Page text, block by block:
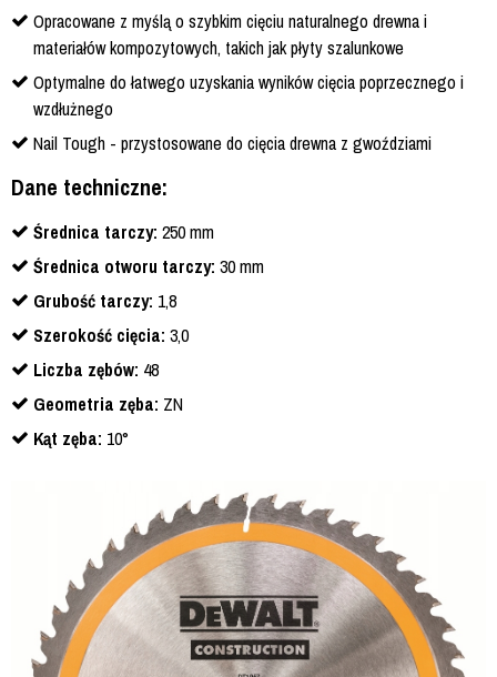
Opracowane z myślą o szybkim cięciu naturalnego drewna i
materiałów kompozytowych, takich jak płyty szalunkowe
Optymalne do łatwego uzyskania wyników cięcia poprzecznego i
wzdłużnego
Nail Tough - przystosowane do cięcia drewna z gwoździami
Dane techniczne:
Średnica tarczy: 250 mm
Średnica otworu tarczy: 30 mm
Grubość tarczy: 1,8
Szerokość cięcia: 3,0
Liczba zębów: 48
Geometria zęba: ZN
Kąt zęba: 10°